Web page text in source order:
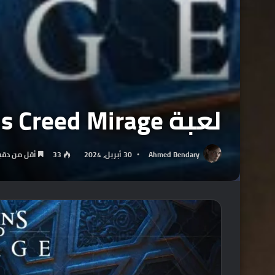
لعبة Assassins Creed Mirage قادمة لهواتف ايفون وايباد .
Ahmed Bendary 30 أبريل، 2024 33 أقل من